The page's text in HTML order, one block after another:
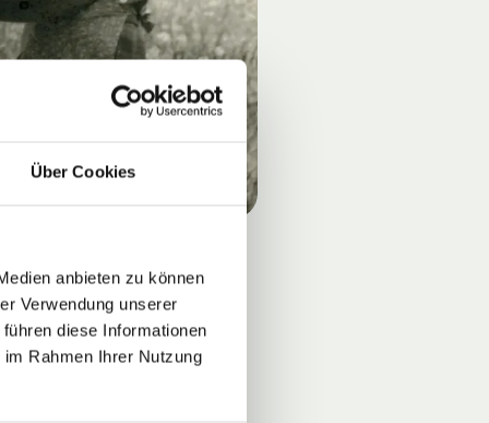
Über Cookies
anbieten zu können
Verwendung unserer
diese Informationen
Rahmen Ihrer Nutzung